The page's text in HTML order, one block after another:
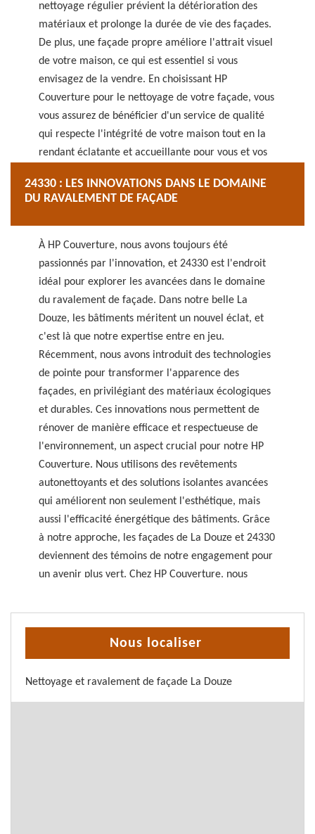
nettoyage régulier prévient la détérioration des
matériaux et prolonge la durée de vie des façades.
De plus, une façade propre améliore l'attrait visuel
de votre maison, ce qui est essentiel si vous
envisagez de la vendre. En choisissant HP
Couverture pour le nettoyage de votre façade, vous
vous assurez de bénéficier d'un service de qualité
qui respecte l'intégrité de votre maison tout en la
rendant éclatante et accueillante pour vous et vos
24330 : LES INNOVATIONS DANS LE DOMAINE
DU RAVALEMENT DE FAÇADE
À HP Couverture, nous avons toujours été
passionnés par l'innovation, et 24330 est l'endroit
idéal pour explorer les avancées dans le domaine
du ravalement de façade. Dans notre belle La
Douze, les bâtiments méritent un nouvel éclat, et
c'est là que notre expertise entre en jeu.
Récemment, nous avons introduit des technologies
de pointe pour transformer l'apparence des
façades, en privilégiant des matériaux écologiques
et durables. Ces innovations nous permettent de
rénover de manière efficace et respectueuse de
l'environnement, un aspect crucial pour notre HP
Couverture. Nous utilisons des revêtements
autonettoyants et des solutions isolantes avancées
qui améliorent non seulement l'esthétique, mais
aussi l'efficacité énergétique des bâtiments. Grâce
à notre approche, les façades de La Douze et 24330
deviennent des témoins de notre engagement pour
un avenir plus vert. Chez HP Couverture, nous
du changement, et nous sommes fiers de contribuer
à l'embellissement de notre communauté.
Nous localiser
Nettoyage et ravalement de façade La Douze